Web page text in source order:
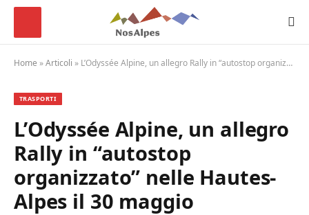
Home »Articoli » L’Odyssée Alpine, un allegro Rally in “autostop organizzato” nelle Hautes-Alpes il 30 maggio
TRASPORTI
L’Odyssée Alpine, un allegro
Rally in “autostop
organizzato” nelle Hautes-
Alpes il 30 maggio